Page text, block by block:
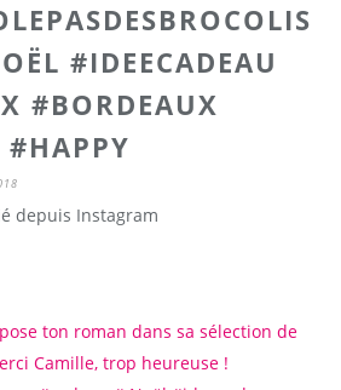
#IDEECADEAU
#BORDEAUX
depuis Instagram